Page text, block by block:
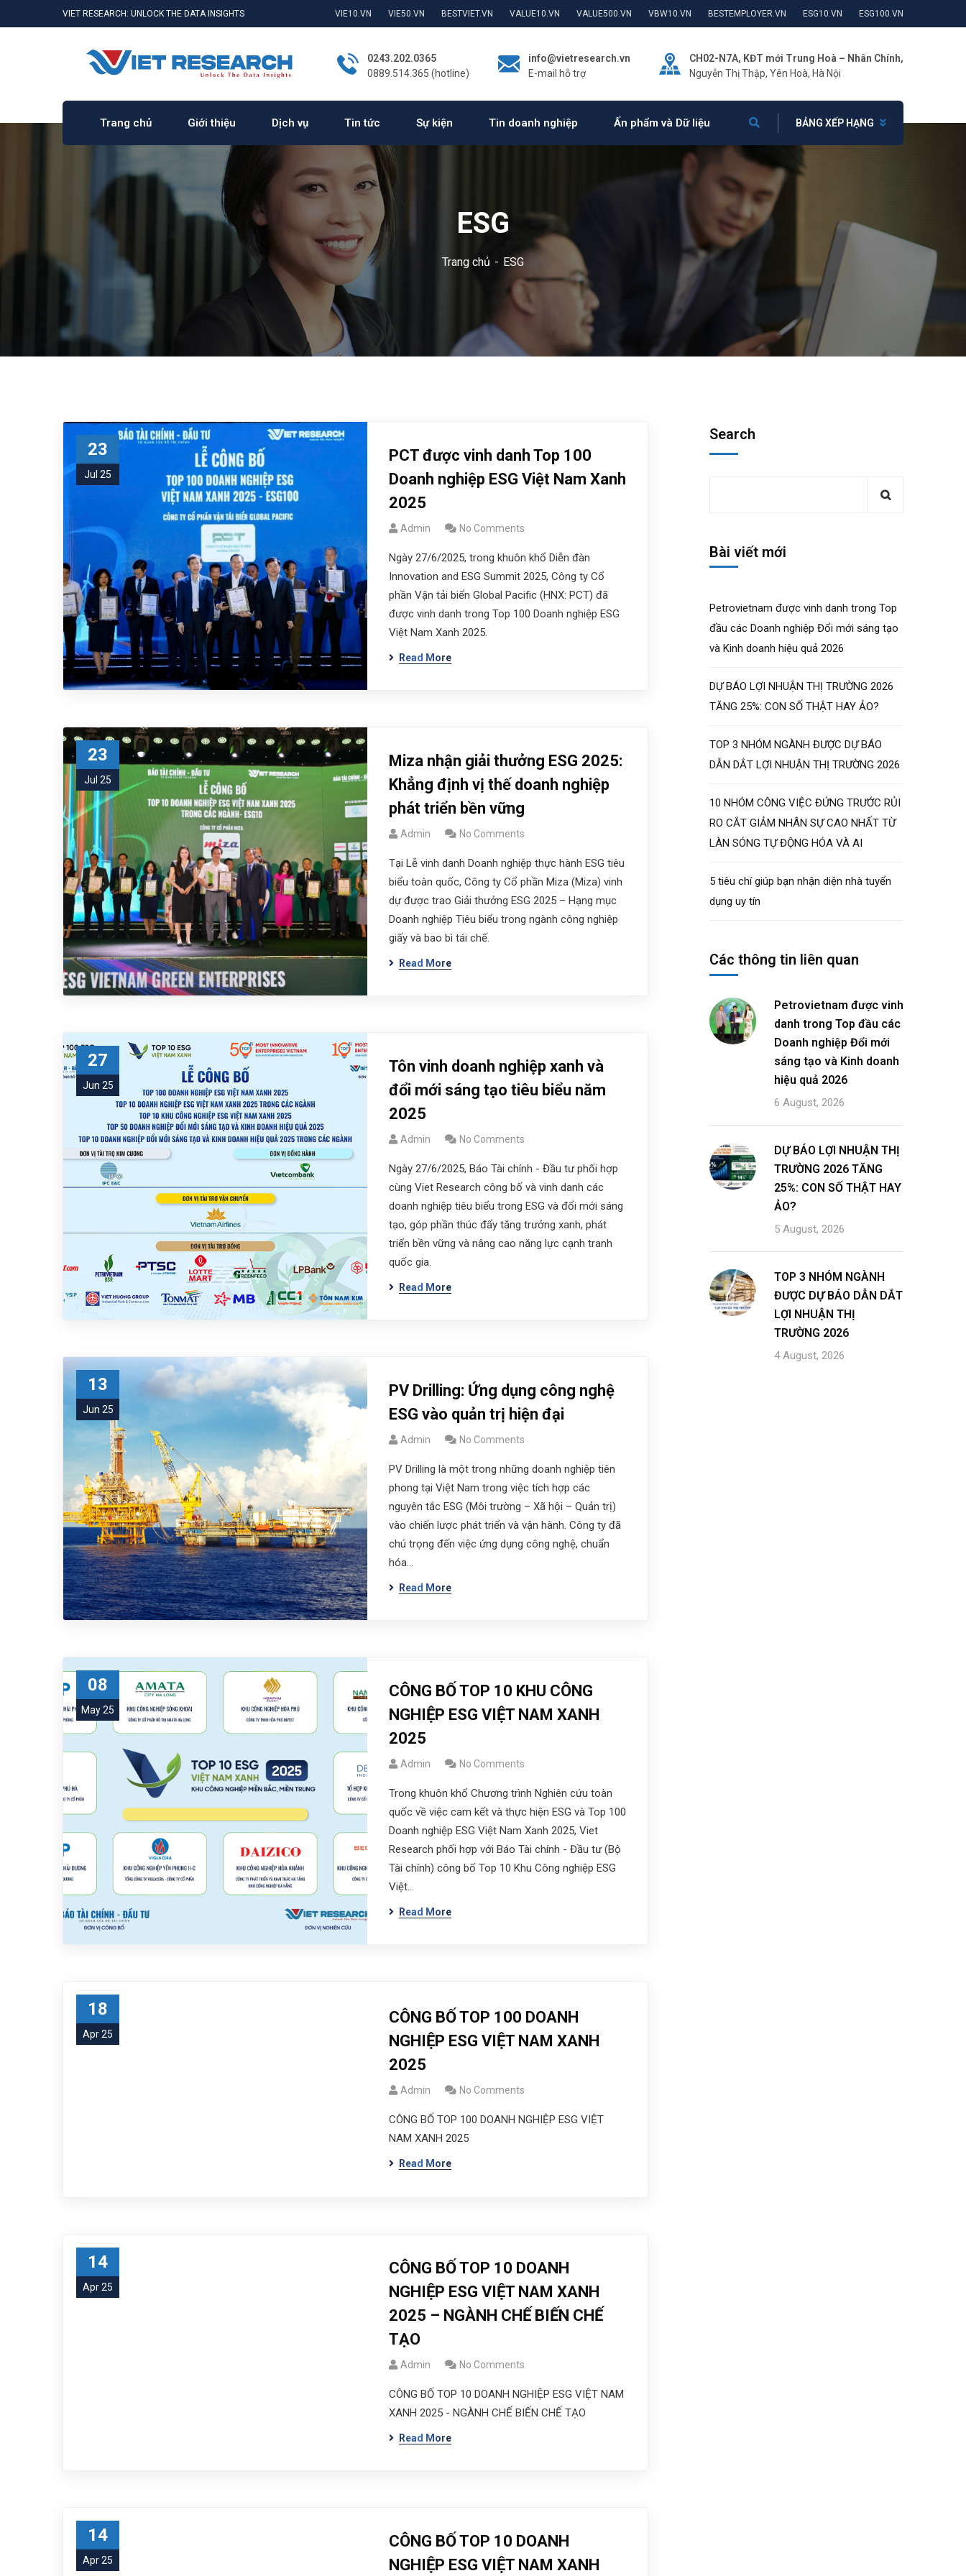
VIET RESEARCH: UNLOCK THE DATA INSIGHTS VIE10.VN VIE50.VN BESTVIET.VN VALUE10.VN VALUE500.VN VBW10.VN BESTEMPLOYER.VN ESG10.VN ESG100.VN
0243.202.0365
0889.514.365 (hotline)
info@vietresearch.vn
E-mail hỗ trợ
CH02-N7A, KĐT mới Trung Hoà – Nhân Chính,
Nguyễn Thị Thập, Yên Hoà, Hà Nội
Trang chủ Giới thiệu Dịch vụ Tin tức Sự kiện Tin doanh nghiệp Ấn phẩm và Dữ liệu BẢNG XẾP HẠNG
ESG
Trang chủ ESG
23
Jul 25
PCT được vinh danh Top 100
Doanh nghiệp ESG Việt Nam Xanh
2025
Admin No Comments
Ngày 27/6/2025, trong khuôn khổ Diễn đàn
Innovation and ESG Summit 2025, Công ty Cổ
phần Vận tải biển Global Pacific (HNX: PCT) đã
được vinh danh trong Top 100 Doanh nghiệp ESG
Việt Nam Xanh 2025.
Read More
23
Jul 25
Miza nhận giải thưởng ESG 2025:
Khẳng định vị thế doanh nghiệp
phát triển bền vững
Admin No Comments
Tại Lễ vinh danh Doanh nghiệp thực hành ESG tiêu
biểu toàn quốc, Công ty Cổ phần Miza (Miza) vinh
dự được trao Giải thưởng ESG 2025 – Hạng mục
Doanh nghiệp Tiêu biểu trong ngành công nghiệp
giấy và bao bì tái chế.
Read More
27
Jun 25
Tôn vinh doanh nghiệp xanh và
đổi mới sáng tạo tiêu biểu năm
2025
Admin No Comments
Ngày 27/6/2025, Báo Tài chính - Đầu tư phối hợp
cùng Viet Research công bố và vinh danh các
doanh nghiệp tiêu biểu trong ESG và đổi mới sáng
tạo, góp phần thúc đẩy tăng trưởng xanh, phát
triển bền vững và nâng cao năng lực cạnh tranh
quốc gia.
Read More
13
Jun 25
PV Drilling: Ứng dụng công nghệ
ESG vào quản trị hiện đại
Admin No Comments
PV Drilling là một trong những doanh nghiệp tiên
phong tại Việt Nam trong việc tích hợp các
nguyên tắc ESG (Môi trường – Xã hội – Quản trị)
vào chiến lược phát triển và vận hành. Công ty đã
chú trọng đến việc ứng dụng công nghệ, chuẩn
hóa…
Read More
08
May 25
CÔNG BỐ TOP 10 KHU CÔNG
NGHIỆP ESG VIỆT NAM XANH
2025
Admin No Comments
Trong khuôn khổ Chương trình Nghiên cứu toàn
quốc về việc cam kết và thực hiện ESG và Top 100
Doanh nghiệp ESG Việt Nam Xanh 2025, Viet
Research phối hợp với Báo Tài chính - Đầu tư (Bộ
Tài chính) công bố Top 10 Khu Công nghiệp ESG
Việt…
Read More
18
Apr 25
CÔNG BỐ TOP 100 DOANH
NGHIỆP ESG VIỆT NAM XANH
2025
Admin No Comments
CÔNG BỐ TOP 100 DOANH NGHIỆP ESG VIỆT
NAM XANH 2025
Read More
14
Apr 25
CÔNG BỐ TOP 10 DOANH
NGHIỆP ESG VIỆT NAM XANH
2025 – NGÀNH CHẾ BIẾN CHẾ
TẠO
Admin No Comments
CÔNG BỐ TOP 10 DOANH NGHIỆP ESG VIỆT NAM
XANH 2025 - NGÀNH CHẾ BIẾN CHẾ TẠO
Read More
14
Apr 25
CÔNG BỐ TOP 10 DOANH
NGHIỆP ESG VIỆT NAM XANH
Search
Bài viết mới
Petrovietnam được vinh danh trong Top
đầu các Doanh nghiệp Đổi mới sáng tạo
và Kinh doanh hiệu quả 2026
DỰ BÁO LỢI NHUẬN THỊ TRƯỜNG 2026
TĂNG 25%: CON SỐ THẬT HAY ẢO?
TOP 3 NHÓM NGÀNH ĐƯỢC DỰ BÁO
DẪN DẮT LỢI NHUẬN THỊ TRƯỜNG 2026
10 NHÓM CÔNG VIỆC ĐỨNG TRƯỚC RỦI
RO CẮT GIẢM NHÂN SỰ CAO NHẤT TỪ
LÀN SÓNG TỰ ĐỘNG HÓA VÀ AI
5 tiêu chí giúp bạn nhận diện nhà tuyển
dụng uy tín
Các thông tin liên quan
Petrovietnam được vinh
danh trong Top đầu các
Doanh nghiệp Đổi mới
sáng tạo và Kinh doanh
hiệu quả 2026
6 August, 2026
DỰ BÁO LỢI NHUẬN THỊ
TRƯỜNG 2026 TĂNG
25%: CON SỐ THẬT HAY
ẢO?
5 August, 2026
TOP 3 NHÓM NGÀNH
ĐƯỢC DỰ BÁO DẪN DẮT
LỢI NHUẬN THỊ
TRƯỜNG 2026
4 August, 2026